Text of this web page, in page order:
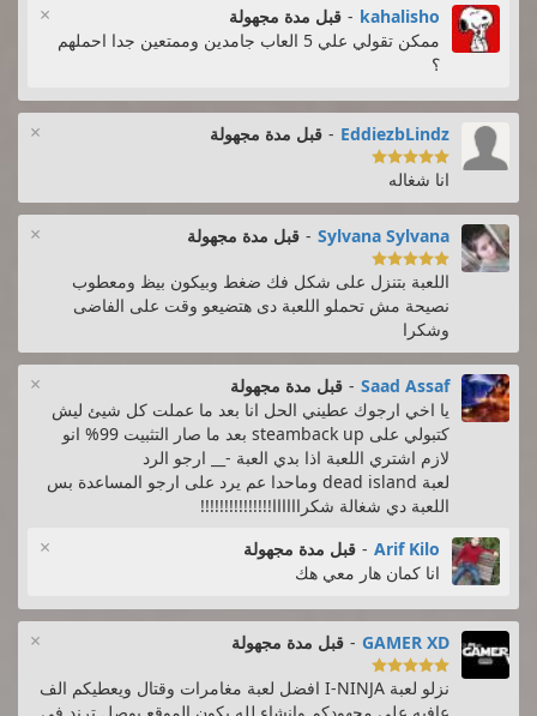
× kahalisho
- قبل مدة مجهولة
ممكن تقولي علي 5 العاب جامدين وممتعين جدا احملهم
؟
× EddiezbLindz
- قبل مدة مجهولة

انا شغاله
× Sylvana Sylvana
- قبل مدة مجهولة

اللعبة بتنزل على شكل فك ضغط وبيكون بيظ ومعطوب
نصيحة مش تحملو اللعبة دى هتضيعو وقت على الفاضى
وشكرا
× Saad Assaf
- قبل مدة مجهولة
يا اخي ارجوك عطيني الحل انا بعد ما عملت كل شيئ ليش
كتبولي على steamback up بعد ما صار التثبيت 99% انو
لازم اشتري اللعبة اذا بدي العبة -__ ارجو الرد
لعبة dead island وماحدا عم يرد على ارجو المساعدة بس
اللعبة دي شغالة شكراااااا!!!!!!!!!!!!!!!
× Arif Kilo
- قبل مدة مجهولة
انا كمان هار معي هك
× GAMER XD
- قبل مدة مجهولة

نزلو لعبة I-NINJA افضل لعبة مغامرات وقتال ويعطيكم الف